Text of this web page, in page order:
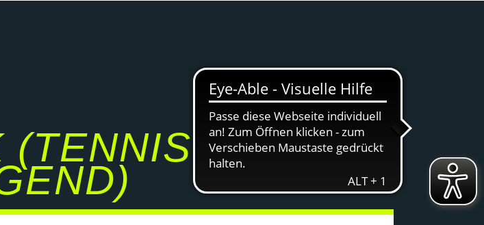
(TENNISTURNIER